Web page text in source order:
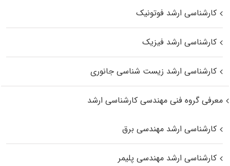
کارشناسی ارشد فوتونیک
کارشناسی ارشد فیزیک
کارشناسی ارشد زیست‌ شناسی جانوری
معرفی گروه فنی مهندسی کارشناسی ارشد
کارشناسی ارشد مهندسی برق
کارشناسی ارشد مهندسی پلیمر